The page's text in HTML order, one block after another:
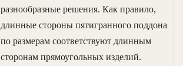
разнообразные решения. Как правило,
длинные стороны пятигранного поддона
по размерам соответствуют длинным
сторонам прямоугольных изделий.